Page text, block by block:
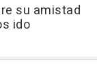
su amistad
ido